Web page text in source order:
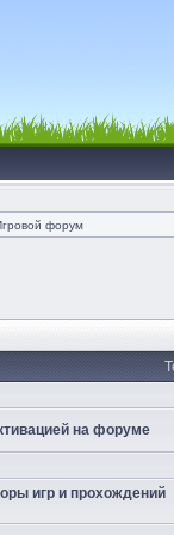
форум
на форуме
игр и прохождений